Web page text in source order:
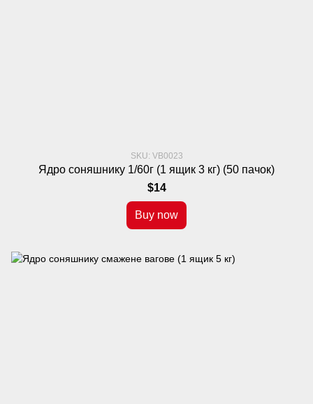
SKU: VB0023
Ядро соняшнику 1/60г (1 ящик 3 кг) (50 пачок)
$14
Buy now